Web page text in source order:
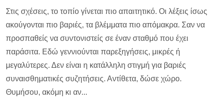
Στις σχέσεις, το τοπίο γίνεται πιο απαιτητικό. Οι λέξεις ίσως
ακούγονται πιο βαριές, τα βλέμματα πιο απόμακρα. Σαν να
προσπαθείς να συντονιστείς σε έναν σταθμό που έχει
παράσιτα. Εδώ γεννιούνται παρεξηγήσεις, μικρές ή
μεγαλύτερες. Δεν είναι η κατάλληλη στιγμή για βαριές
συναισθηματικές συζητήσεις. Αντίθετα, δώσε χώρο.
Θυμήσου, ακόμη κι αν...